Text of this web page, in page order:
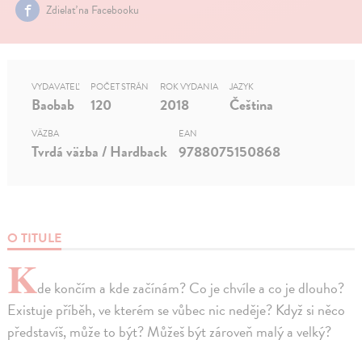
Zdielať na Facebooku
O TITULE
Kde končím a kde začínám? Co je chvíle a co je dlouho?
Existuje příběh, ve kterém se vůbec nic neděje? Když si něco
představíš, může to být? Můžeš být zároveň malý a velký?
VYDAVATEĽ
Baobab
POČET STRÁN
120
ROK VYDANIA
2018
JAZYK
Čeština
VÄZBA
Tvrdá väzba / Hardback
EAN
9788075150868